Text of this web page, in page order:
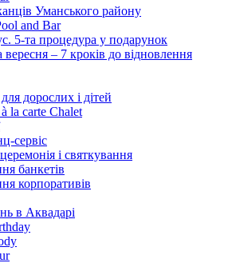
Уманського району
and Bar
5-та процедура у подарунок
– 7 кроків до відновлення
дорослих і дітей
la carte Chalet
сервіс
і святкування
банкетів
корпоративів
в Аквадарі